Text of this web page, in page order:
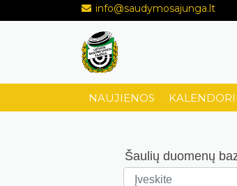
info@saudymosajunga.lt
NAUJIENOS
Šaulių duomenų